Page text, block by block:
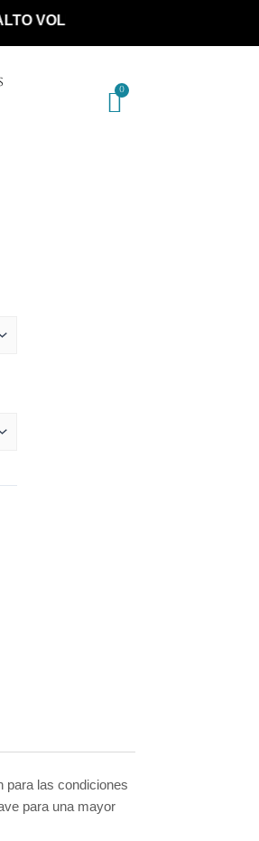
DE PEDIDOS*
para las condiciones
para una mayor